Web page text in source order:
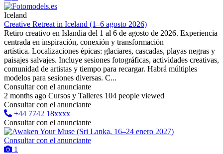
Iceland
Creative Retreat in Iceland (1–6 agosto 2026)
Retiro creativo en Islandia del 1 al 6 de agosto de 2026. Experiencia
centrada en inspiración, conexión y transformación
artística. Localizaciones épicas: glaciares, cascadas, playas negras y
paisajes salvajes. Incluye sesiones fotográficas, actividades creativas,
comunidad de artistas y tiempo para recargar. Habrá múltiples
modelos para sesiones diversas. C...
Consultar con el anunciante
2 months ago Cursos y Talleres 104 people viewed
Consultar con el anunciante
+44 7742 18xxxx
Consultar con el anunciante
Consultar con el anunciante
1